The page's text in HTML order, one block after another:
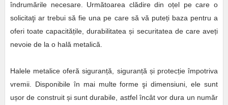
îndrumările necesare. Următoarea clădire din oțel pe care o
solicitaţi ar trebui să fie una pe care să vă puteți baza pentru a
oferi toate capacitățile, durabilitatea și securitatea de care aveți
nevoie de la o hală metalică.
Halele metalice oferă siguranță, siguranță și protecție împotriva
vremii. Disponibile în mai multe forme şi dimensiuni, ele sunt
ușor de construit și sunt durabile, astfel încât vor dura un număr